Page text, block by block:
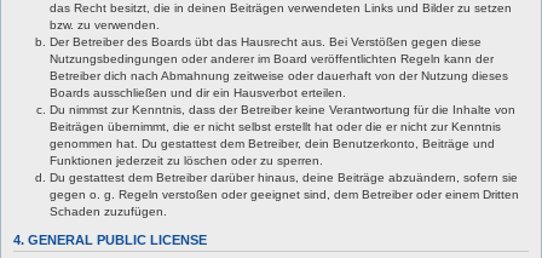
das Recht besitzt, die in deinen Beiträgen verwendeten Links und Bilder zu setzen
bzw. zu verwenden.
Der Betreiber des Boards übt das Hausrecht aus. Bei Verstößen gegen diese
Nutzungsbedingungen oder anderer im Board veröffentlichten Regeln kann der
Betreiber dich nach Abmahnung zeitweise oder dauerhaft von der Nutzung dieses
Boards ausschließen und dir ein Hausverbot erteilen.
Du nimmst zur Kenntnis, dass der Betreiber keine Verantwortung für die Inhalte von
Beiträgen übernimmt, die er nicht selbst erstellt hat oder die er nicht zur Kenntnis
genommen hat. Du gestattest dem Betreiber, dein Benutzerkonto, Beiträge und
Funktionen jederzeit zu löschen oder zu sperren.
Du gestattest dem Betreiber darüber hinaus, deine Beiträge abzuändern, sofern sie
gegen o. g. Regeln verstoßen oder geeignet sind, dem Betreiber oder einem Dritten
Schaden zuzufügen.
4. GENERAL PUBLIC LICENSE